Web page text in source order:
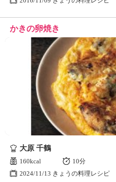
かきの卵焼き
大原 千鶴
160kcal
10分
2024/11/13 きょうの料理レシピ